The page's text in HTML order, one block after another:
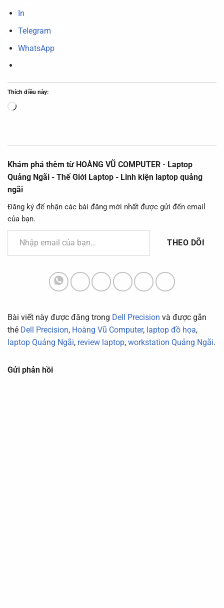
In
Telegram
WhatsApp
Thích điều này:
Đang
Khám phá thêm từ HOÀNG VŨ COMPUTER - Laptop
Quảng Ngãi - Thế Giới Laptop - Linh kiện laptop quảng
ngãi
Đăng ký để nhận các bài đăng mới nhất được gửi đến email
của bạn.
Nhập email của bạn…
THEO DÕI
Bài viết này được đăng trong Dell Precision và được gắn
thẻ Dell Precision, Hoàng Vũ Computer, laptop đồ họa,
laptop Quảng Ngãi, review laptop, workstation Quảng Ngãi.
Gửi phản hồi